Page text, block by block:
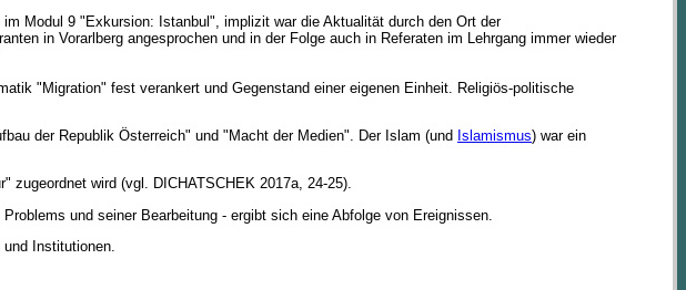
Modul 9 "Exkursion: Istanbul", implizit war die Aktualität durch den Ort der
in Vorarlberg angesprochen und in der Folge auch in Referaten im Lehrgang immer wieder
"Migration" fest verankert und Gegenstand einer eigenen Einheit. Religiös-politische
der Republik Österreich" und "Macht der Medien". Der Islam (und Islamismus) war ein
zugeordnet wird (vgl. DICHATSCHEK 2017a, 24-25).
und seiner Bearbeitung - ergibt sich eine Abfolge von Ereignissen.
Institutionen.